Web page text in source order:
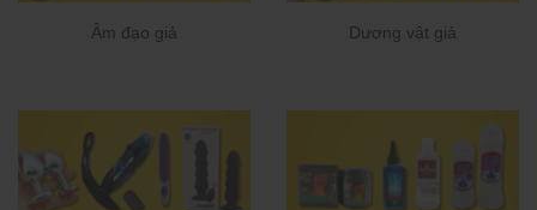
Âm đạo giả Dương vật giả